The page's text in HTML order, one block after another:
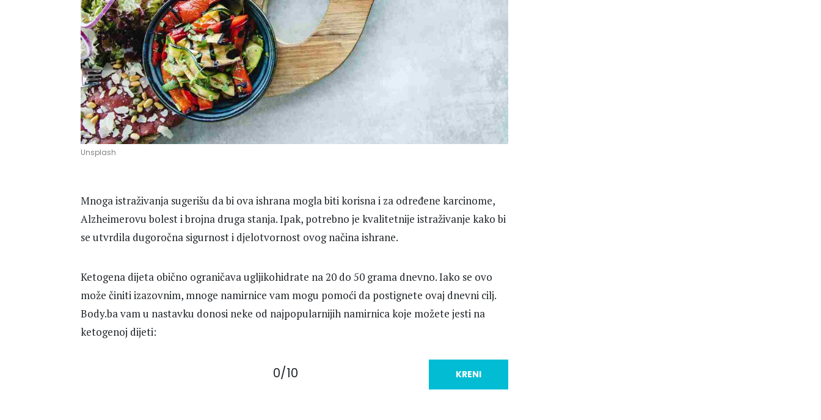
Unsplash
Mnoga istraživanja sugerišu da bi ova ishrana mogla biti korisna i za određene karcinome,
Alzheimerovu bolest i brojna druga stanja. Ipak, potrebno je kvalitetnije istraživanje kako bi
se utvrdila dugoročna sigurnost i djelotvornost ovog načina ishrane.
Ketogena dijeta obično ograničava ugljikohidrate na 20 do 50 grama dnevno. Iako se ovo
može činiti izazovnim, mnoge namirnice vam mogu pomoći da postignete ovaj dnevni cilj.
Body.ba vam u nastavku donosi neke od najpopularnijih namirnica koje možete jesti na
ketogenoj dijeti:
0/10 KRENI